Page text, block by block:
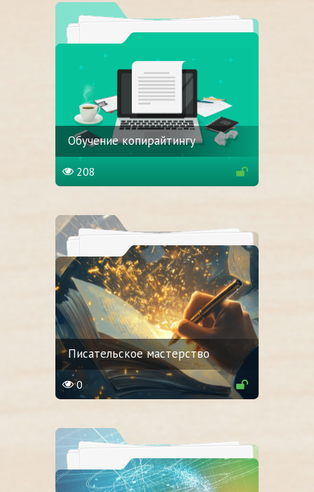
Обучение копирайтингу
208
Писательское мастерство
0